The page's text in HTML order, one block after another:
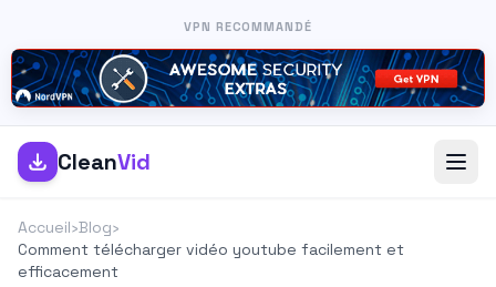
VPN RECOMMANDÉ
CleanVid
Accueil›Blog›
Comment télécharger vidéo youtube facilement et
efficacement